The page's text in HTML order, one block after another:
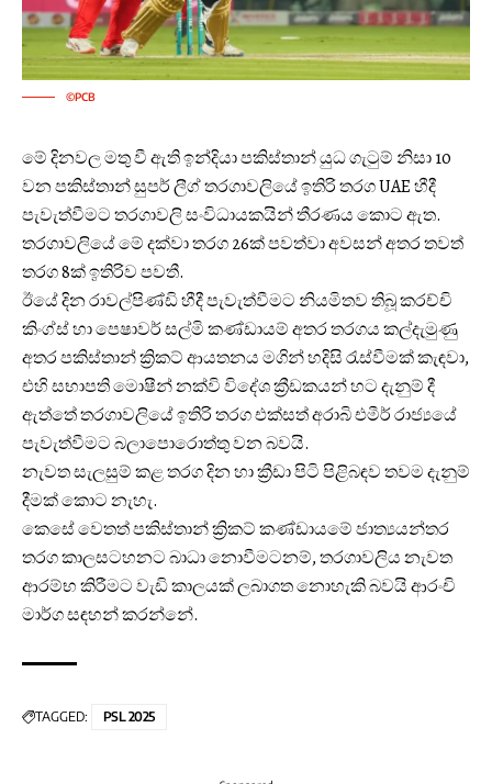
©PCB
මේ දිනවල මතු වී ඇති ඉන්දියා පකිස්තාන් යුධ ගැටුම් නිසා 10
වන පකිස්තාන් සුපර් ලීග් තරගාවලියේ ඉතිරි තරග ‍UAE හීදී
පැවැත්වීමට තරගාවලි සංවිධායකයින් තීරණය කොට ඇත.
තරගාවලියේ මේ දක්වා තරග 26ක් පවත්වා අවසන් අතර තවත්
තරග 8ක් ඉතිරිව පවතී.
ඊයේ දින රාවල්පිණ්ඩි හීදී පැවැත්වීමට නියමිතව තිබූ කරච්චි
කිංග්ස් හා පෙෂාවර් සල්මි කණ්ඩායම් අතර තරගය කල්දැමුණු
අතර පකිස්තාන් ක්‍රිකට් ආයතනය මගින් හදිසි රැස්වීමක් කැඳවා,
එහි සභාපති මොෂීන් නක්වි විදේශ ක්‍රීඩකයන් හට දැනුම් දී
ඇත්තේ තරගාවලියේ ඉතිරි තරග එක්සත් අරාබි එමීර් රාජ්‍යයේ
පැවැත්වීමට බලාපොරොත්තු වන බවයි.
නැවත සැලසුම් කළ තරග දින හා ක්‍රීඩා පිටි පිළිබඳව තවම දැනුම්
දීමක් කොට නැහැ.
කෙසේ වෙතත් පකිස්තාන් ක්‍රිකට් කණ්ඩායමේ ජාත්‍යයන්තර
තරග කාලසටහනට බාධා නොවීමටනම්, තරගාවලිය නැවත
ආරම්භ කිරීමට වැඩි කාලයක් ලබාගත නොහැකි බවයි ආරංචි
මාර්ග සඳහන් කරන්නේ.
TAGGED: PSL 2025